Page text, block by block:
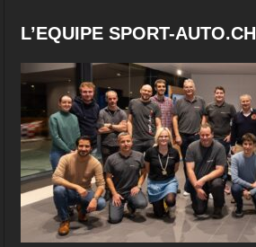
L’EQUIPE SPORT-AUTO.CH